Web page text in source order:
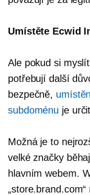
Umístěte Ecwid
Ale pokud si
potřebují další
bezpečně,
subdoménu je
Možná je to
velké značky
hlavním webem.